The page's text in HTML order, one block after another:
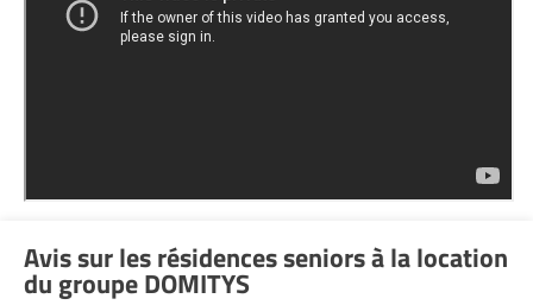
Avis sur les résidences seniors à la location
du groupe DOMITYS